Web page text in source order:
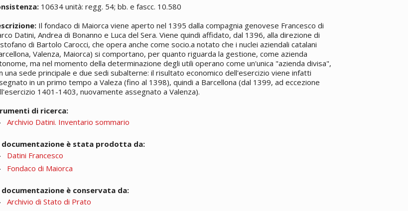
10634 unità: regg. 54; bb. e fascc. 10.580
Il fondaco di Maiorca viene aperto nel 1395 dalla compagnia genovese Francesco di
Datini, Andrea di Bonanno e Luca del Sera. Viene quindi affidato, dal 1396, alla direzione di
di Bartolo Carocci, che opera anche come socio.a notato che i nuclei aziendali catalani
Valenza, Maiorca) si comportano, per quanto riguarda la gestione, come azienda
ma nel momento della determinazione degli utili operano come un'unica "azienda divisa",
una sede principale e due sedi subalterne: il risultato economico dell'esercizio viene infatti
in un primo tempo a Valeza (fino al 1398), quindi a Barcellona (dal 1399, ad eccezione
1401-1403, nuovamente assegnato a Valenza).
di ricerca:
Archivio Datini. Inventario sommario
documentazione è stata prodotta da:
Datini Francesco
Fondaco di Maiorca
documentazione è conservata da:
Archivio di Stato di Prato